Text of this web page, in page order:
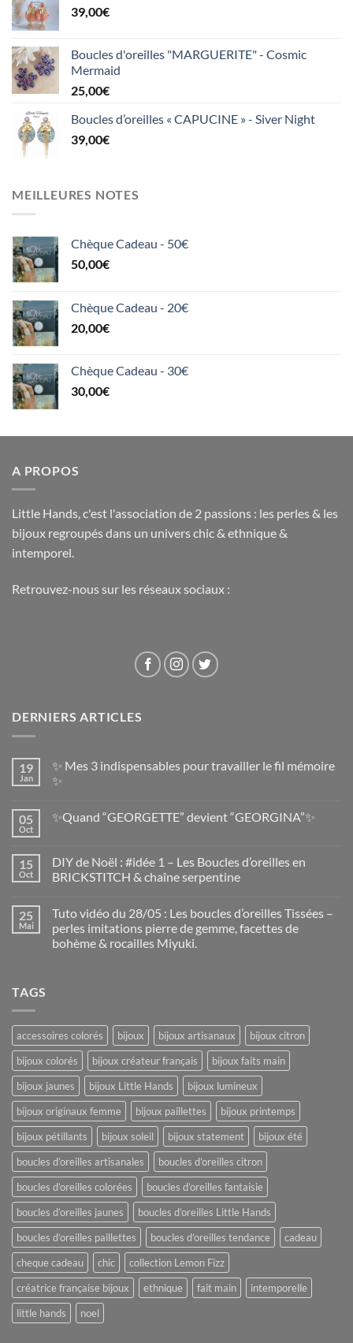
39,00€
Boucles d'oreilles "MARGUERITE" - Cosmic
Mermaid
25,00€
Boucles d’oreilles « CAPUCINE » - Siver Night
39,00€
MEILLEURES NOTES
Chèque Cadeau - 50€
50,00€
Chèque Cadeau - 20€
20,00€
Chèque Cadeau - 30€
30,00€
A PROPOS
Little Hands, c'est l'association de 2 passions : les perles & les
bijoux regroupés dans un univers chic & ethnique &
intemporel.
Retrouvez-nous sur les réseaux sociaux :
DERNIERS ARTICLES
19
Jan
✨ Mes 3 indispensables pour travailler le fil mémoire
✨
05
Oct
✨Quand “GEORGETTE” devient “GEORGINA”✨
15
Oct
DIY de Noël : #idée 1 – Les Boucles d’oreilles en
BRICKSTITCH & chaîne serpentine
25
Mai
Tuto vidéo du 28/05 : Les boucles d’oreilles Tissées –
perles imitations pierre de gemme, facettes de
bohème & rocailles Miyuki.
TAGS
accessoires colorés bijoux bijoux artisanaux
bijoux citron
bijoux colorés
bijoux créateur français
bijoux faits main
bijoux jaunes
bijoux Little Hands
bijoux lumineux
bijoux originaux femme
bijoux paillettes
bijoux printemps
bijoux pétillants
bijoux soleil bijoux statement
bijoux été
boucles d’oreilles artisanales
boucles d’oreilles citron
boucles d’oreilles colorées
boucles d’oreilles fantaisie
boucles d’oreilles jaunes
boucles d’oreilles Little Hands
boucles d’oreilles paillettes
boucles d’oreilles tendance
cadeau
cheque cadeau
chic
collection Lemon Fizz
créatrice française bijoux
ethnique fait main
intemporelle
little hands
noel